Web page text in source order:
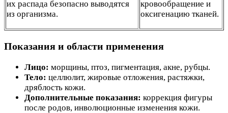
их распада безопасно выводятся
из организма.
кровообращение и
оксигенацию тканей.
Показания и области применения
Лицо: морщины, птоз, пигментация, акне, рубцы.
Тело: целлюлит, жировые отложения, растяжки,
дряблость кожи.
Дополнительные показания: коррекция фигуры
после родов, инволюционные изменения кожи.